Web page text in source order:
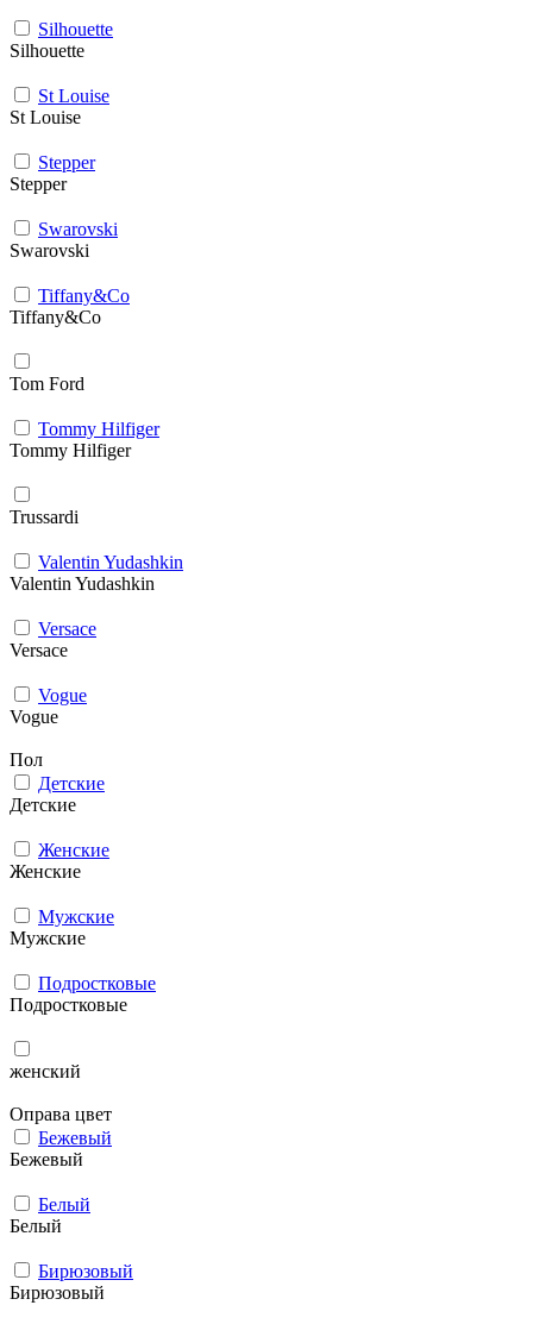
Silhouette
Silhouette
St Louise
St Louise
Stepper
Stepper
Swarovski
Swarovski
Tiffany&Co
Tiffany&Co
Tom Ford
Tommy Hilfiger
Tommy Hilfiger
Trussardi
Valentin Yudashkin
Valentin Yudashkin
Versace
Versace
Vogue
Vogue
Пол
Детские
Детские
Женские
Женские
Мужcкие
Мужcкие
Подростковые
Подростковые
женский
Оправа цвет
Бежевый
Бежевый
Белый
Белый
Бирюзовый
Бирюзовый